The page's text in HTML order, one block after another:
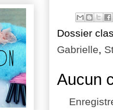
Dossier
Gabrielle,
Aucun